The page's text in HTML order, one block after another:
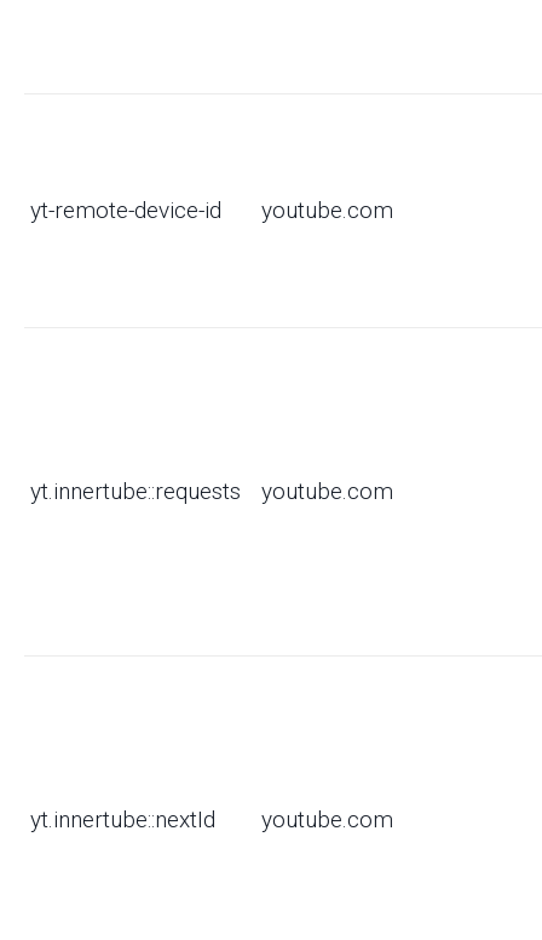
yt-remote-device-id youtube.com
yt.innertube::requests youtube.com
yt.innertube::nextId youtube.com